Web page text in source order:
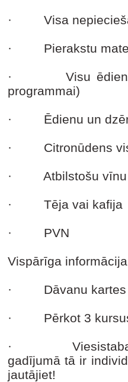
· Visa
· Pierakstu
· Visu ēdienu
programmai)
· Ēdienu un
· Citronūdens
· Atbilstošu vīnu
· Tēja vai kafija
· PVN
Vispārīga informācija
· Dāvanu kartes
· Pērkot 3 kursus
· Viesistabas
gadījumā tā ir
jautājiet!